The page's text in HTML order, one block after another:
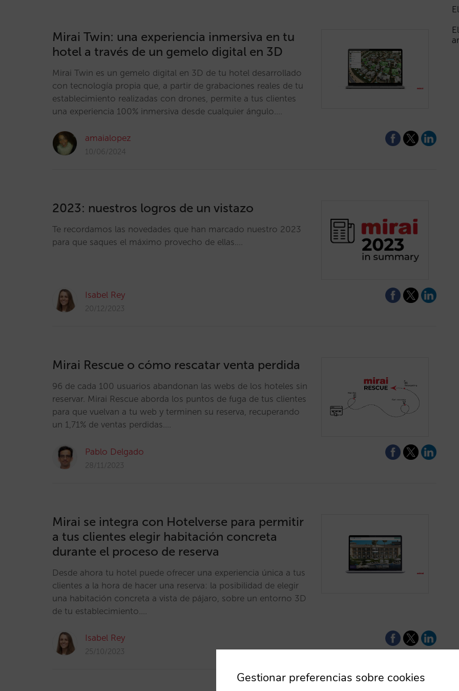
Mirai Twin: una experiencia inmersiva en tu
hotel a través de un gemelo digital en 3D
Mirai Twin es un gemelo digital en 3D de tu hotel desarrollado
con tecnología propia que, a partir de grabaciones reales de tu
establecimiento realizadas con drones, permite a tus clientes
una experiencia 100% inmersiva desde cualquier ángulo.…
amaialopez
10/06/2024
2023: nuestros logros de un vistazo
Te recordamos las novedades que han marcado nuestro 2023
para que saques el máximo provecho de ellas.…
Isabel Rey
20/12/2023
Mirai Rescue o cómo rescatar venta perdida
96 de cada 100 usuarios abandonan las webs de los hoteles sin
reservar. Mirai Rescue aborda los puntos de fuga de tus clientes
para que vuelvan a tu web y terminen su reserva, recuperando
un 1,71% de ventas perdidas.…
Pablo Delgado
28/11/2023
Mirai se integra con Hotelverse para permitir
a tus clientes elegir habitación concreta
durante el proceso de reserva
Desde ahora tu hotel puede ofrecer una experiencia única a tus
clientes a la hora de hacer una reserva: la posibilidad de elegir
una habitación concreta a vista de pájaro, sobre un entorno 3D
de tu establecimiento.…
Isabel Rey
25/10/2023
Gestionar preferencias sobre cookies